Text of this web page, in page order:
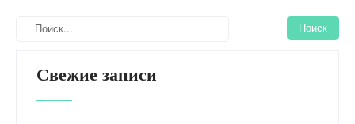
Свежие записи